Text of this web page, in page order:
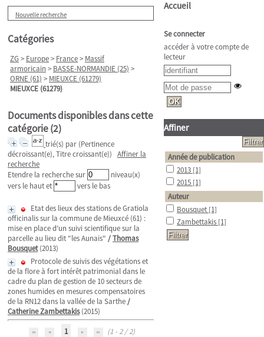
Nouvelle recherche
Catégories
ZG > Europe> France> Massif
armoricain > BASSE-NORMANDIE (25) >
ORNE (61) > MIEUXCE (61279)
MIEUXCE (61279)
Documents disponibles dans cette
catégorie (2)
trié(s) par (Pertinence
décroissant(e), Titre croissant(e)) Affiner la
recherche
Etendre la recherche sur
niveau(x)
vers le haut et
vers le bas
Etat des lieux des stations de Gratiola
officinalis sur la commune de Mieuxcé (61) :
mise en place d’un suivi scientifique sur la
parcelle au lieu dit "les Aunais" /Thomas
Bousquet(2013)
Protocole de suivis des végétations et
de la flore à fort intérêt patrimonial dans le
cadre du plan de gestion de 10 secteurs de
zones humides en mesures compensatoires
de la RN12 dans la vallée de la Sarthe/
Catherine Zambettakis(2015)
1
(1 - 2 / 2)
Accueil
Se connecter
accéder à votre compte de
lecteur
Affiner
Année de publication
2013 [1]
2015 [1]
Auteur
Bousquet [1]
Zambettakis [1]